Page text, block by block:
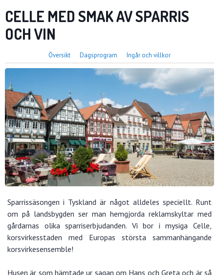
CELLE MED SMAK AV SPARRIS
OCH VIN
Översikt Dagsprogram Ingår och villkor
Sparrissäsongen i Tyskland är något alldeles speciellt. Runt
om på landsbygden ser man hemgjorda reklamskyltar med
gårdarnas olika sparriserbjudanden. Vi bor i mysiga Celle,
korsvirkesstaden med Europas största sammanhängande
korsvirkesensemble!
Husen är som hämtade ur sagan om Hans och Greta och är så